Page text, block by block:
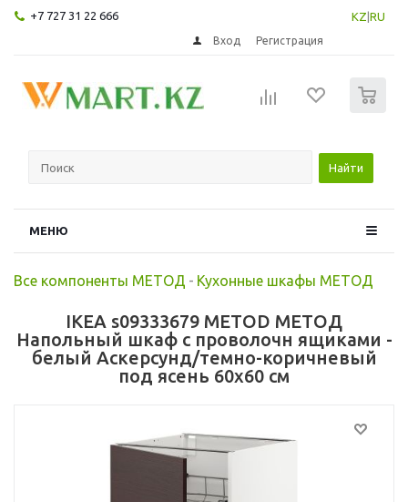
+7 727 31 22 666 KZ RU
Вход Регистрация
Найти
МЕНЮ
Все компоненты МЕТОД - Кухонные шкафы МЕТОД
IKEA s09333679 METOD МЕТОД
Напольный шкаф с проволочн ящиками -
белый Аскерсунд/темно-коричневый
под ясень 60x60 см